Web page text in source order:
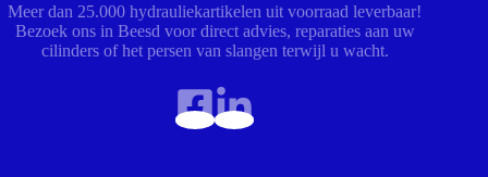
Meer dan 25.000 hydrauliekartikelen uit voorraad leverbaar!
Bezoek ons in Beesd voor direct advies, reparaties aan uw
cilinders of het persen van slangen terwijl u wacht.